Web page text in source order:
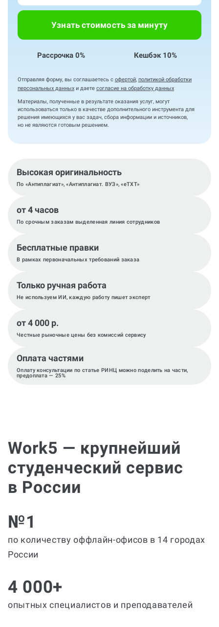
Узнать стоимость за минуту
Рассрочка 0% Кешбэк 10%
Отправляя форму, вы соглашаетесь с офертой, политикой обработки
персональных данных и даете согласие на обработку данных
Материалы, полученные в результате оказания услуг, могут
использоваться только в качестве дополнительного инструмента для
решения имеющихся у вас задач, сбора информации и источников,
но не являются готовым решением.
Высокая оригинальность
По «Антиплагиат», «Антиплагиат. ВУЗ», «eTXT»
от 4 часов
По срочным заказам выделенная линия сотрудников
Бесплатные правки
В рамках первоначальных требований заказа
Только ручная работа
Не используем ИИ, каждую работу пишет эксперт
от 4 000 р.
Честные рыночные цены без комиссий сервису
Оплата частями
Оплату консультации по статье РИНЦ можно поделить на части,
предоплата — 25%
Work5 — крупнейший
студенческий сервис
в России
№1
по количеству оффлайн-офисов в 14 городах
России
4 000+
опытных специалистов и преподавателей